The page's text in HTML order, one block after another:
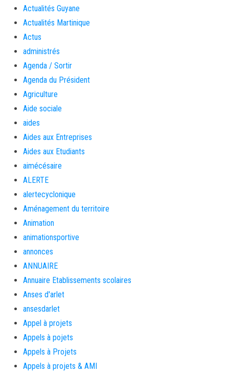
Actualités Guyane
Actualités Martinique
Actus
administrés
Agenda / Sortir
Agenda du Président
Agriculture
Aide sociale
aides
Aides aux Entreprises
Aides aux Etudiants
aimécésaire
ALERTE
alertecyclonique
Aménagement du territoire
Animation
animationsportive
annonces
ANNUAIRE
Annuaire Etablissements scolaires
Anses d'arlet
ansesdarlet
Appel à projets
Appels à pojets
Appels à Projets
Appels à projets & AMI